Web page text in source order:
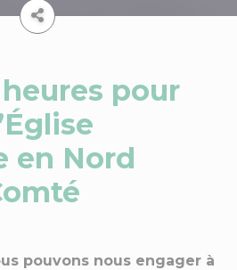
pour
en Nord
pouvons nous engager à